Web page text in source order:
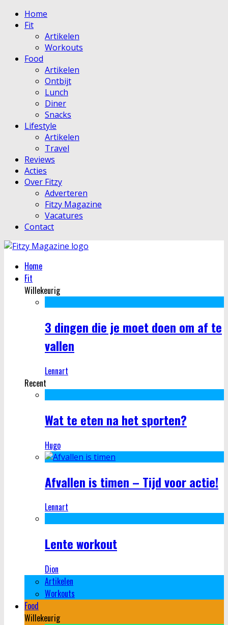
Home
Fit
Artikelen
Workouts
Food
Artikelen
Ontbijt
Lunch
Diner
Snacks
Lifestyle
Artikelen
Travel
Reviews
Acties
Over Fitzy
Adverteren
Fitzy Magazine
Vacatures
Contact
Home
Fit
Willekeurig
3 dingen die je moet doen om af te
vallen
Lennart
Recent
Wat te eten na het sporten?
Hugo
Afvallen is timen – Tijd voor actie!
Lennart
Lente workout
Dion
Artikelen
Workouts
Food
Willekeurig